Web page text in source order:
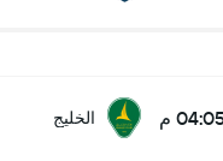
م الخليج